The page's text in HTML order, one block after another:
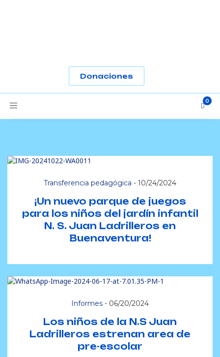
Donaciones
Toggle
Nazareth de la Institución Educativa Simón Bolívar,
en Buenaventura. En ese momento, el…
Transferencia pedagógica - 10/24/2024
¡Un nuevo parque de juegos
para los niños del jardín infantil
N. S. Juan Ladrilleros en
Buenaventura!
Informes - 06/20/2024
Los niños de la N.S Juan
Ladrilleros estrenan area de
pre-escolar